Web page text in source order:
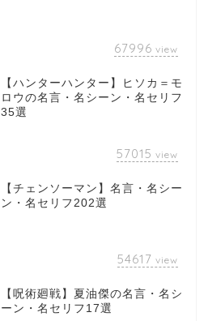
67996 view
【ハンターハンター】ヒソカ＝モ
ロウの名言・名シーン・名セリフ
35選
57015 view
【チェンソーマン】名言・名シー
ン・名セリフ202選
54617 view
【呪術廻戦】夏油傑の名言・名シ
ーン・名セリフ17選